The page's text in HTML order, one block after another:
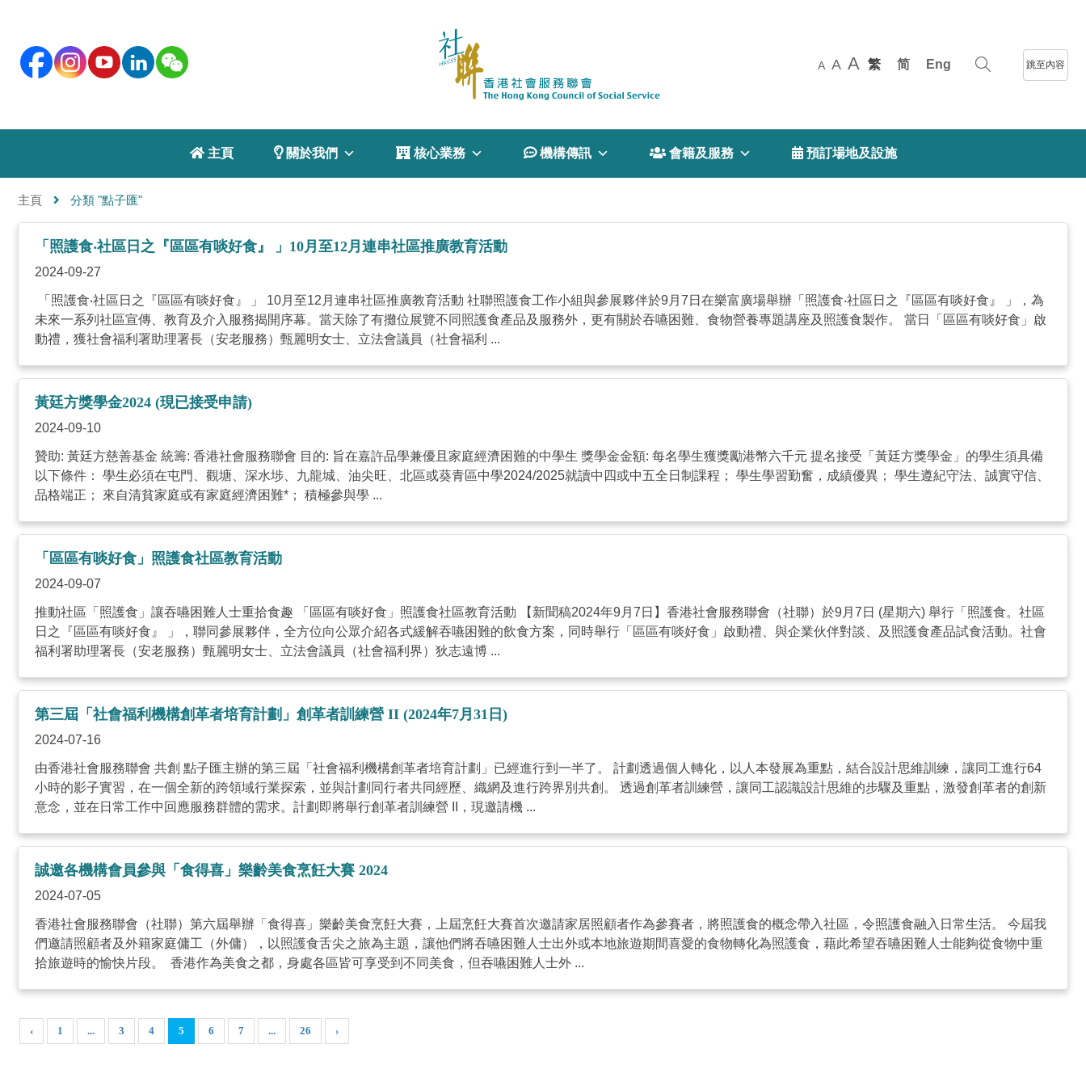
A A A 繁 简 Eng 跳至內容
 主頁  關於我們  核心業務  機構傳訊  會籍及服務  預訂場地及設施
主頁 分類 "點子匯"
「照護食‧社區日之『區區有啖好食』 」10月至12月連串社區推廣教育活動
2024-09-27
「照護食‧社區日之『區區有啖好食』 」 10月至12月連串社區推廣教育活動 社聯照護食工作小組與參展夥伴於9月7日在樂富廣場舉辦「照護食‧社區日之『區區有啖好食』 」，為
未來一系列社區宣傳、教育及介入服務揭開序幕。當天除了有攤位展覽不同照護食產品及服務外，更有關於吞嚥困難、食物營養專題講座及照護食製作。 當日「區區有啖好食」啟
動禮，獲社會福利署助理署長（安老服務）甄麗明女士、立法會議員（社會福利 ...
黃廷方獎學金2024 (現已接受申請)
2024-09-10
贊助: 黃廷方慈善基金 統籌: 香港社會服務聯會 目的: 旨在嘉許品學兼優且家庭經濟困難的中學生 獎學金金額: 每名學生獲獎勵港幣六千元 提名接受「黃廷方獎學金」的學生須具備
以下條件： 學生必須在屯門、觀塘、深水埗、九龍城、油尖旺、北區或葵青區中學2024/2025就讀中四或中五全日制課程； 學生學習勤奮，成績優異； 學生遵紀守法、誠實守信、
品格端正； 來自清貧家庭或有家庭經濟困難*； 積極參與學 ...
「區區有啖好食」照護食社區教育活動
2024-09-07
推動社區「照護食」讓吞嚥困難人士重拾食趣 「區區有啖好食」照護食社區教育活動 【新聞稿2024年9月7日】香港社會服務聯會（社聯）於9月7日 (星期六) 舉行「照護食。社區
日之『區區有啖好食』 」，聯同參展夥伴，全方位向公眾介紹各式緩解吞嚥困難的飲食方案，同時舉行「區區有啖好食」啟動禮、與企業伙伴對談、及照護食產品試食活動。社會
福利署助理署長（安老服務）甄麗明女士、立法會議員（社會福利界）狄志遠博 ...
第三屆「社會福利機構創革者培育計劃」創革者訓練營 II (2024年7月31日)
2024-07-16
由香港社會服務聯會 共創 點子匯主辦的第三屆「社會福利機構創革者培育計劃」已經進行到一半了。 計劃透過個人轉化，以人本發展為重點，結合設計思維訓練，讓同工進行64
小時的影子實習，在一個全新的跨領域行業探索，並與計劃同行者共同經歷、織網及進行跨界別共創。 透過創革者訓練營，讓同工認識設計思維的步驟及重點，激發創革者的創新
意念，並在日常工作中回應服務群體的需求。計劃即將舉行創革者訓練營 II，現邀請機 ...
誠邀各機構會員參與「食得喜」樂齡美食烹飪大賽 2024
2024-07-05
香港社會服務聯會（社聯）第六屆舉辦「食得喜」樂齡美食烹飪大賽，上屆烹飪大賽首次邀請家居照顧者作為參賽者，將照護食的概念帶入社區，令照護食融入日常生活。 今屆我
們邀請照顧者及外籍家庭傭工（外傭），以照護食舌尖之旅為主題，讓他們將吞嚥困難人士出外或本地旅遊期間喜愛的食物轉化為照護食，藉此希望吞嚥困難人士能夠從食物中重
拾旅遊時的愉快片段。 香港作為美食之都，身處各區皆可享受到不同美食，但吞嚥困難人士外 ...
‹ 1 ... 3 4 5 6 7 ... 26 ›